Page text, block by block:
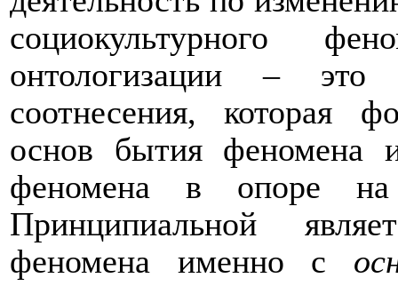
социокультурного
онтологизации –
соотнесения, которая
основ бытия феномена
феномена в опоре на
Принципиальной
феномена именно с